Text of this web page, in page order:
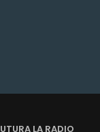
LA RADIO